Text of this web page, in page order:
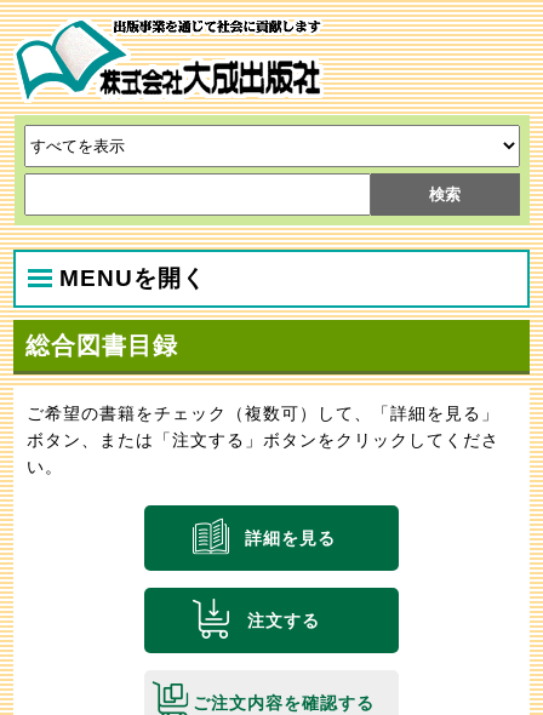
MENUを開く
総合図書目録
ご希望の書籍をチェック（複数可）して、「詳細を見る」
ボタン、または「注文する」ボタンをクリックしてくださ
い。
詳細を見る
注文する
ご注文内容を確認する